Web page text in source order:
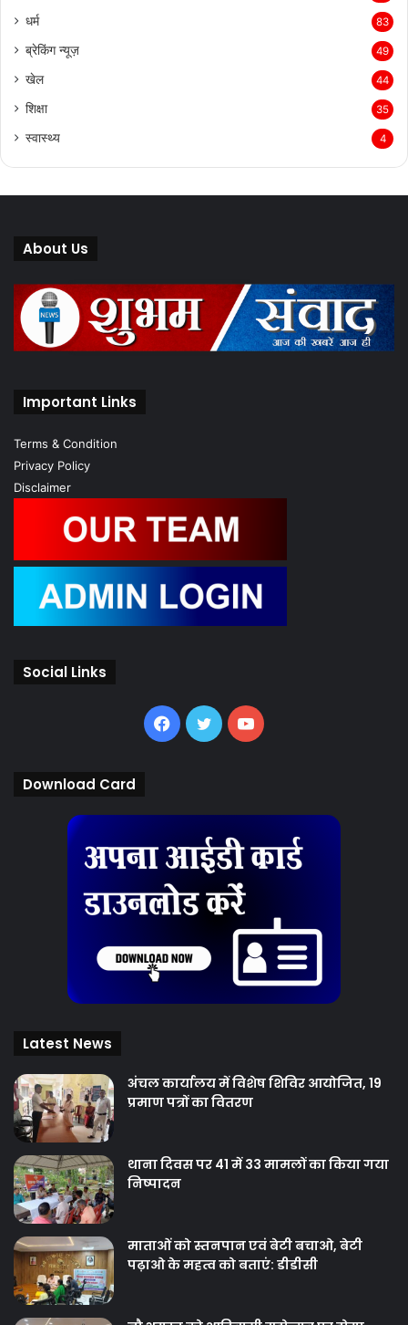
धर्म 83
ब्रेकिंग न्यूज़ 49
खेल 44
शिक्षा 35
स्वास्थ्य 4
About Us
Important Links
Terms & Condition
Privacy Policy
Disclaimer
Social Links
Facebook
TwitterYouTube
Download Card
Latest News
अंचल कार्यालय में विशेष शिविर आयोजित, 19
प्रमाण पत्रों का वितरण
थाना दिवस पर 41 में 33 मामलों का किया गया
निष्‍पादन
माताओं को स्तनपान एवं बेटी बचाओ, बेटी
पढ़ाओ के महत्व को बताएं: डीडीसी